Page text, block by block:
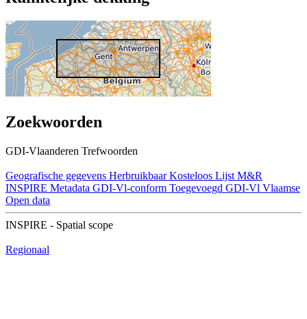
Zoekwoorden
GDI-Vlaanderen Trefwoorden
Geografische gegevens Herbruikbaar Kosteloos Lijst M&R
INSPIRE Metadata GDI-Vl-conform Toegevoegd GDI-Vl Vlaamse
Open data
INSPIRE - Spatial scope
Regionaal